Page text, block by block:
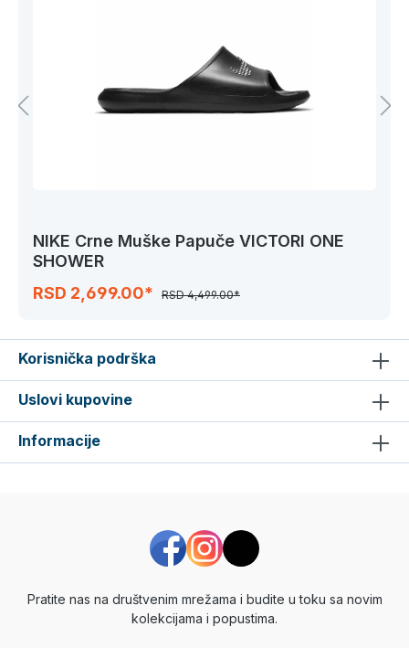
NIKE Crne Muške Papuče VICTORI ONE
SHOWER
RSD 2,699.00*
RSD 4,499.00*
Korisnička podrška
Uslovi kupovine
Informacije
Pratite nas na društvenim mrežama i budite u toku sa novim
kolekcijama i popustima.